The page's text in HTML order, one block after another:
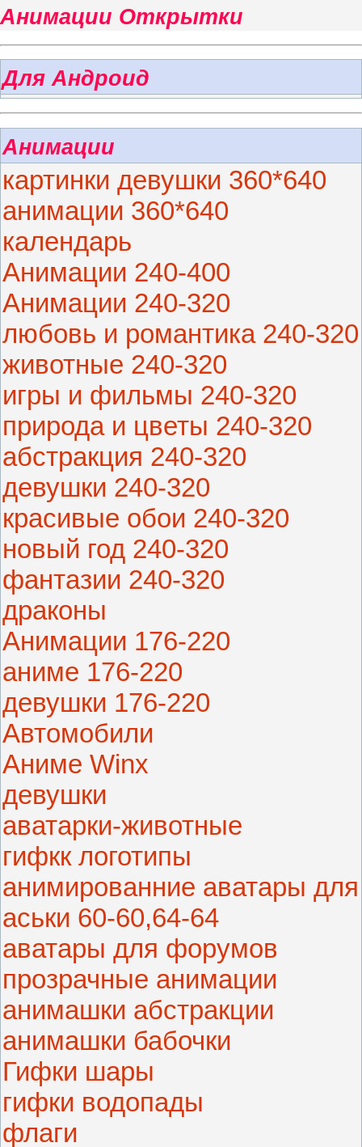
Анимации Открытки
Для Андроид
Анимации
картинки девушки 360*640
анимации 360*640
календарь
Анимации 240-400
Анимации 240-320
любовь и романтика 240-320
животные 240-320
игры и фильмы 240-320
природа и цветы 240-320
абстракция 240-320
девушки 240-320
красивые обои 240-320
новый год 240-320
фантазии 240-320
драконы
Анимации 176-220
аниме 176-220
девушки 176-220
Автомобили
Аниме Winx
девушки
аватарки-животные
гифкк логотипы
анимированние аватары для
аськи 60-60,64-64
аватары для форумов
прозрачные анимации
анимашки абстракции
анимашки бабочки
Гифки шары
гифки водопады
флаги